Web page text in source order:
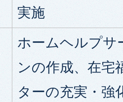
実施
ホームヘルプサ
ンの作成、在宅
ターの充実・強